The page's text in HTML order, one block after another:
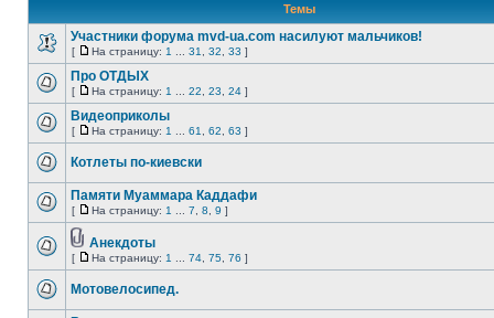
Темы
Участники форума mvd-ua.com насилуют мальчиков!
[ На страницу: 1 31 32 33 ]
Про ОТДЫХ
[ На страницу: 1 22 23 24 ]
Видеоприколы
[ На страницу: 1 61 62 63 ]
Котлеты по-киевски
Памяти Муаммара Каддафи
[ На страницу: 1 7 8 9 ]
Анекдоты
[ На страницу: 1 74 75 76 ]
Мотовелосипед.